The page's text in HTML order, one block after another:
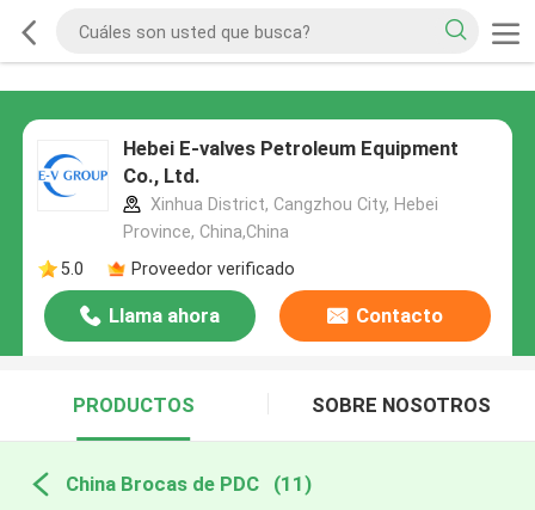
Hebei E-valves Petroleum Equipment
Co., Ltd.
Xinhua District, Cangzhou City, Hebei
Province, China,China
5.0
Proveedor verificado
Llama ahora Contacto
PRODUCTOS SOBRE NOSOTROS
China Brocas de PDC (11)